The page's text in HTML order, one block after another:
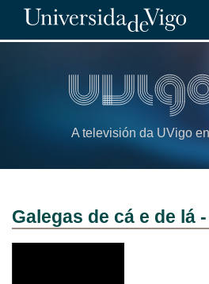
A televisión da UVigo
Galegas de cá e de lá